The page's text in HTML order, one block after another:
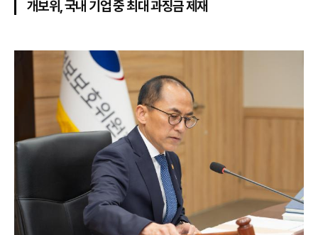
개보위, 국내 기업 중 최대 과징금 제재